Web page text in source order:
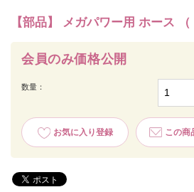
【部品】 メガパワー用 ホース （
会員のみ価格公開
数量：
お気に入り登録 この商